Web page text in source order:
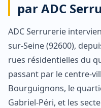
par ADC
ADC Serrurerie
sur-Seine (92600),
rues résidentielles du
passant par le centre-
Bourguignons, le
Gabriel-Péri, et les